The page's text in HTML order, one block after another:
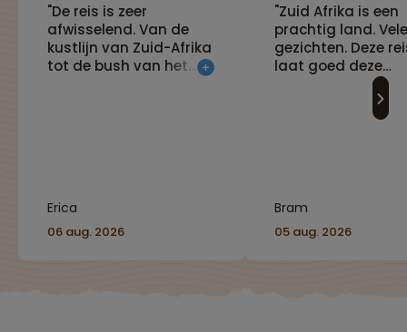
"De reis is zeer
afwisselend. Van de
kustlijn van Zuid-Afrika
tot de bush van het
Erica
06 aug. 2026
"Zuid Afrika is een
prachtig land. Vele
gezichten. Deze
laat goed deze
verschillende
van dit land zien."
Bram
05 aug. 2026